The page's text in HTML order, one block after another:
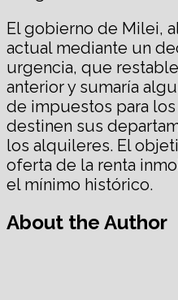
El gobierno de Milei,
actual mediante un
urgencia, que
anterior y sumaría
de impuestos para
destinen sus
los alquileres. El
oferta de la renta
el mínimo histórico.
About the Author